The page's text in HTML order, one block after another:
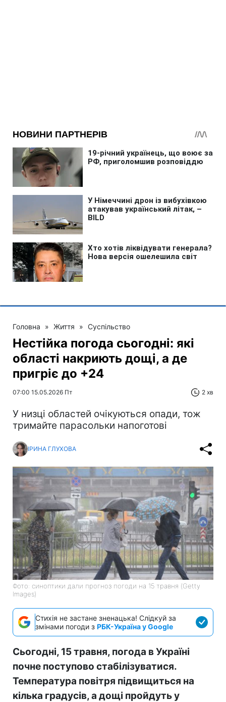
Головна » Життя » Суспільство
Нестійка погода сьогодні: які
області накриють дощі, а де
пригріє до +24
07:00 15.05.2026 Пт 2 хв
У низці областей очікуються опади, тож
тримайте парасольки напоготові
ІРИНА ГЛУХОВА
Фото: синоптики дали прогноз погоди на 15 травня (Getty
Images)
Стихія не застане зненацька! Слідкуй за
змінами погоди з РБК-Україна у Google
Сьогодні, 15 травня, погода в Україні
почне поступово стабілізуватися.
Температура повітря підвищиться на
кілька градусів, а дощі пройдуть у